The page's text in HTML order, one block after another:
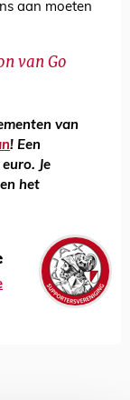
aan moeten
van Go
van
! Een
Je
het